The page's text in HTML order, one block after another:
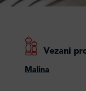
Vezani
Malina